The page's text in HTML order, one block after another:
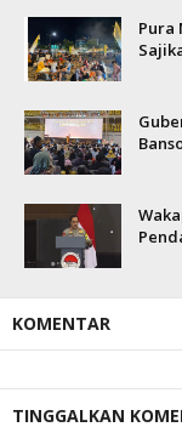
Pura
KOMENTAR
TINGGALKAN